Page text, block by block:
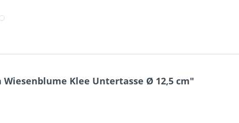
Klee Untertasse Ø 12,5 cm"